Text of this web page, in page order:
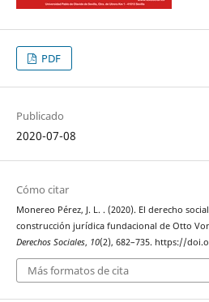
PDF
Publicado
2020-07-08
Cómo citar
Monereo Pérez, J. L. . (2020). El derecho
construcción jurídica fundacional de Otto
Derechos Sociales, 10(2), 682–735. https://
Más formatos de cita